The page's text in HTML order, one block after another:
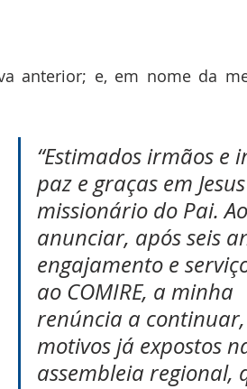
anterior; e, em nome da
“Estimados irmãos e
paz e graças em Jesus
missionário do Pai. Ao
anunciar, após seis
engajamento e
ao COMIRE, a minha
renúncia a
motivos já expostos
assembleia regional,